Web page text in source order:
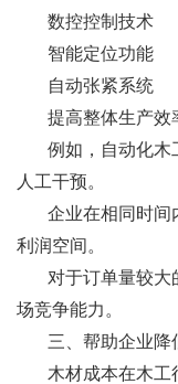
数控控制技术
智能定位功能
自动张紧系统
提高整体生产效
例如，自动化木
人工干预。
企业在相同时间
利润空间。
对于订单量较大
场竞争能力。
三、帮助企业降
木材成本在木工